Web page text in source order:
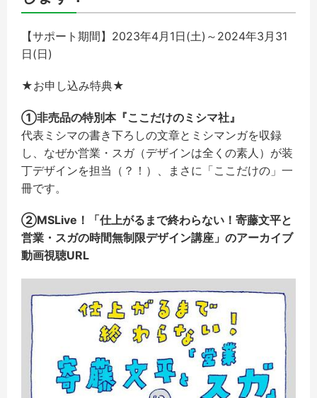
【サポート期間】2023年4月1日(土)～2024年3月31
日(日)
★お申し込み特典★
①非売品の特別本『ここだけのミシマ社』
代表ミシマの書き下ろしの文章とミシマンガを収録
し、なぜか営業・スガ（デザインは全くの素人）が装
丁デザインを担当（？！）、まさに「ここだけの」一
冊です。
②MSLive！「仕上がるまで終わらない！寄藤文平と
営業・スガの時間無制限デザイン講座」のアーカイブ
動画視聴URL